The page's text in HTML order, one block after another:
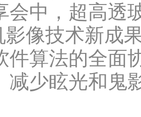
，超高透玻
像技术新成
件算法的全面
减少眩光和鬼